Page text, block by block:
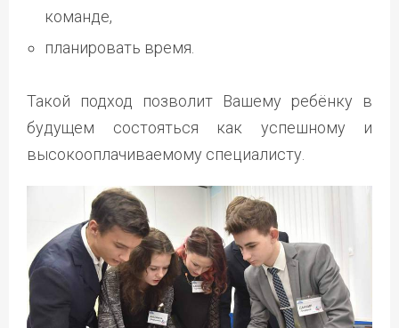
команде,
планировать время.
Такой подход позволит Вашему ребёнку в
будущем состояться как успешному и
высокооплачиваемому специалисту.